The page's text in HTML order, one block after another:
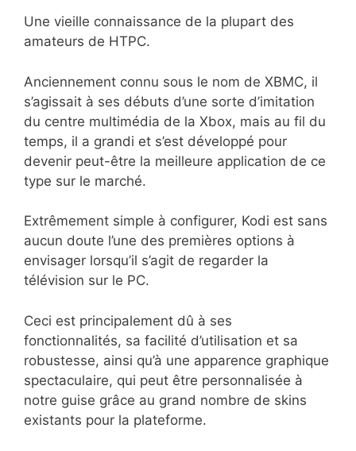
Une vieille connaissance de la plupart des
amateurs de HTPC.
Anciennement connu sous le nom de XBMC, il
s’agissait à ses débuts d’une sorte d’imitation
du centre multimédia de la Xbox, mais au fil du
temps, il a grandi et s’est développé pour
devenir peut-être la meilleure application de ce
type sur le marché.
Extrêmement simple à configurer, Kodi est sans
aucun doute l’une des premières options à
envisager lorsqu’il s’agit de regarder la
télévision sur le PC.
Ceci est principalement dû à ses
fonctionnalités, sa facilité d’utilisation et sa
robustesse, ainsi qu’à une apparence graphique
spectaculaire, qui peut être personnalisée à
notre guise grâce au grand nombre de skins
existants pour la plateforme.